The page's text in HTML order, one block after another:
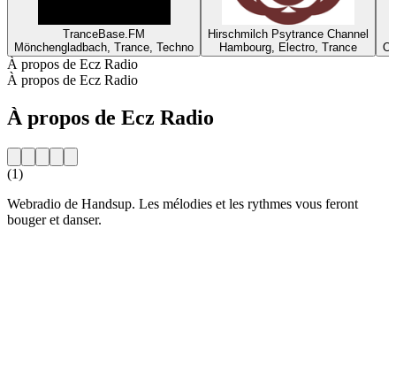
TranceBase.FM
Mönchengladbach, Trance, Techno
Hirschmilch Psytrance Channel
Hambourg, Electro, Trance
À propos de Ecz Radio
À propos de Ecz Radio
À propos de Ecz Radio
(1)
Webradio de Handsup. Les mélodies et les rythmes vous feront
bouger et danser.